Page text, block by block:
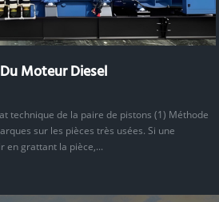
Moteur Diesel
technique de la paire de pistons (1) Méthode
sur les pièces très usées. Si une
en grattant la pièce,...